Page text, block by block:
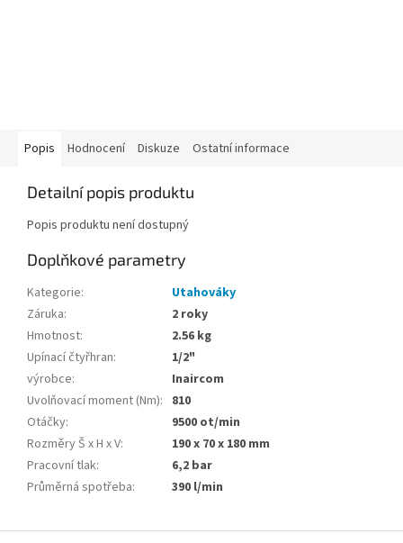
Popis Hodnocení Diskuze Ostatní informace
Detailní popis produktu
Popis produktu není dostupný
Doplňkové parametry
Kategorie:
Utahováky
Záruka:
2 roky
Hmotnost:
2.56 kg
Upínací čtyřhran:
1/2"
výrobce:
Inaircom
Uvolňovací moment (Nm): 810
Otáčky:
9500 ot/min
Rozměry Š x H x V:
190 x 70 x 180 mm
Pracovní tlak:
6,2 bar
Průměrná spotřeba: 390 l/min